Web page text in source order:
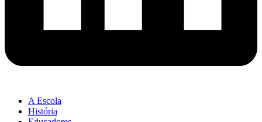
A Escola
História